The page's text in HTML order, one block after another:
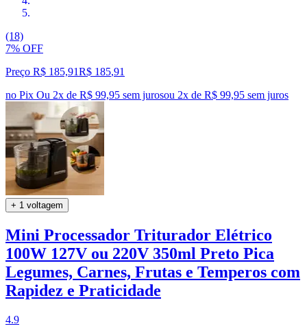
(18)
7% OFF
Preço R$ 185,91R$ 185,91
no Pix Ou 2x de R$ 99,95 sem jurosou 2x de R$ 99,95 sem juros
+ 1 voltagem
Mini Processador Triturador Elétrico
100W 127V ou 220V 350ml Preto Pica
Legumes, Carnes, Frutas e Temperos com
Rapidez e Praticidade
4.9